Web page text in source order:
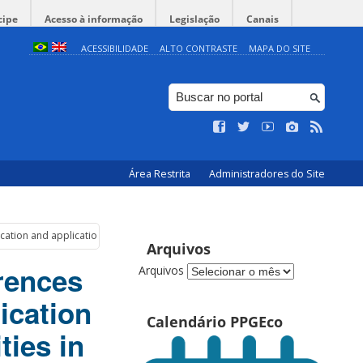
Acesso à informação Legislação Canais
ACESSIBILIDADE ALTO CONTRASTE MAPA DO SITE
Área Restrita Administradores do Site
and application to the case of Priority List of Municipalities in the
in
Arquivos
Arquivos
Calendário PPGEco